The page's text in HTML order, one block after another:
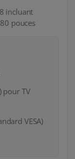
incluant
pouces
pour TV
VESA)